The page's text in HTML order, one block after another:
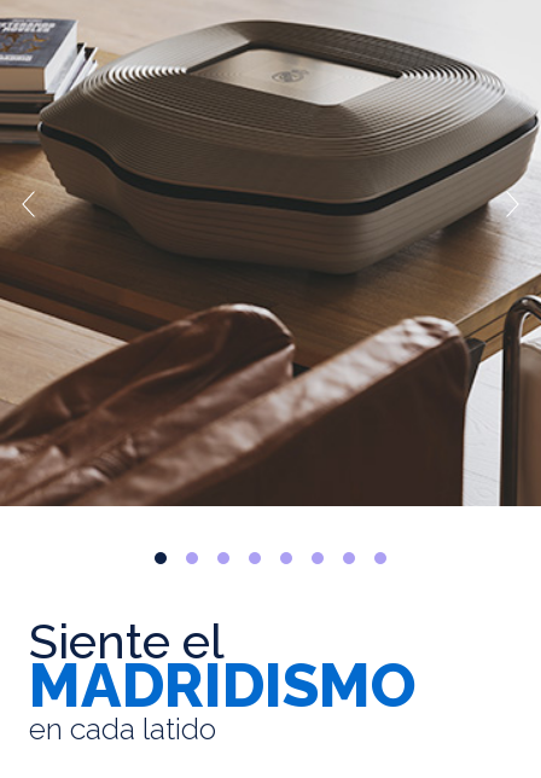
Siente el
MADRIDISMO
en cada latido